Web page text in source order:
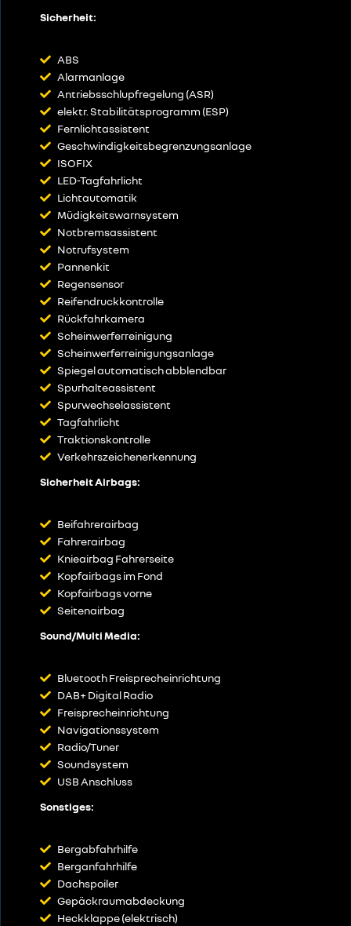
Sicherheit:
ABS
Alarmanlage
Antriebsschlupfregelung (ASR)
elektr. Stabilitätsprogramm (ESP)
Fernlichtassistent
Geschwindigkeitsbegrenzungsanlage
ISOFIX
LED-Tagfahrlicht
Lichtautomatik
Müdigkeitswarnsystem
Notbremsassistent
Notrufsystem
Pannenkit
Regensensor
Reifendruckkontrolle
Rückfahrkamera
Scheinwerferreinigung
Scheinwerferreinigungsanlage
Spiegel automatisch abblendbar
Spurhalteassistent
Spurwechselassistent
Tagfahrlicht
Traktionskontrolle
Verkehrszeichenerkennung
Sicherheit Airbags:
Beifahrerairbag
Fahrerairbag
Knieairbag Fahrerseite
Kopfairbags im Fond
Kopfairbags vorne
Seitenairbag
Sound/Multi Media:
Bluetooth Freisprecheinrichtung
DAB+ Digital Radio
Freisprecheinrichtung
Navigationssystem
Radio/Tuner
Soundsystem
USB Anschluss
Sonstiges:
Bergabfahrhilfe
Berganfahrhilfe
Dachspoiler
Gepäckraumabdeckung
Heckklappe (elektrisch)